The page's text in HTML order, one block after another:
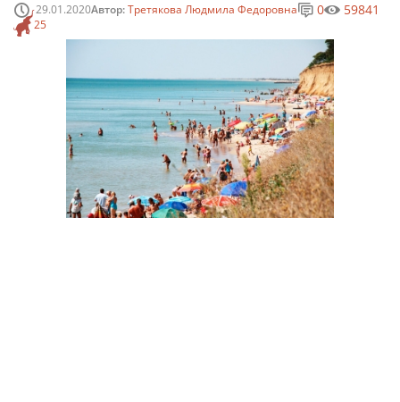
29.01.2020Автор:Третякова Людмила Федоровна
25
0 59841